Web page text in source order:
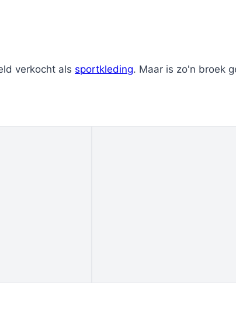
verkocht als sportkleding. Maar is zo'n broek